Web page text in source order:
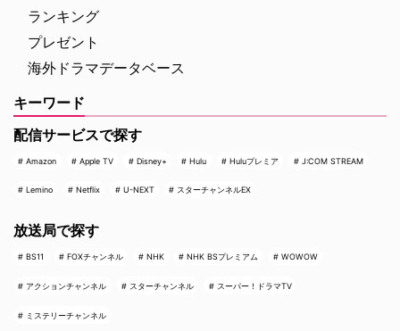
ランキング
プレゼント
海外ドラマデータベース
キーワード
配信サービスで探す
Amazon Apple TV Disney+ Hulu Huluプレミア J:COM STREAM
Lemino Netflix U-NEXT スターチャンネルEX
放送局で探す
BS11 FOXチャンネル NHK NHK BSプレミアム WOWOW
アクションチャンネル スターチャンネル スーパー！ドラマTV
ミステリーチャンネル